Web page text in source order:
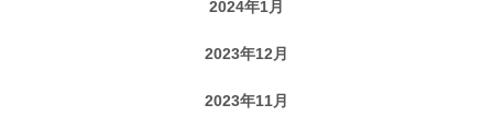
2024年1月
2023年12月
2023年11月